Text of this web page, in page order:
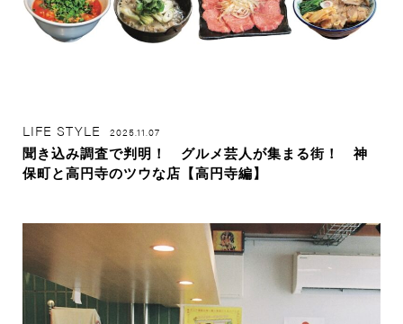
LIFE STYLE 2025.11.07
聞き込み調査で判明！ グルメ芸人が集まる街！ 神
保町と高円寺のツウな店【高円寺編】